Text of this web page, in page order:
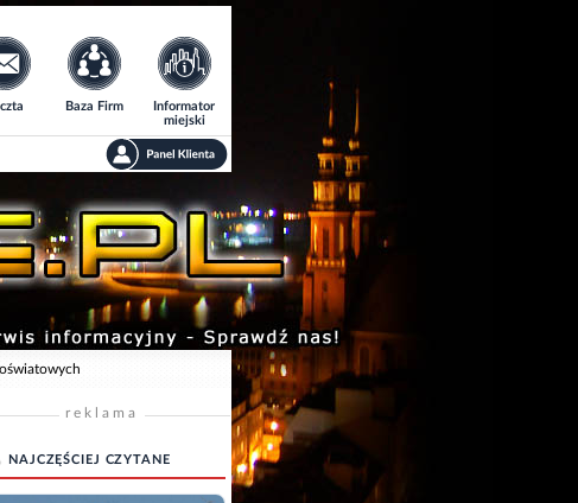
Baza Firm
Informator
miejski
reklama
NAJCZĘŚCIEJ CZYTANE